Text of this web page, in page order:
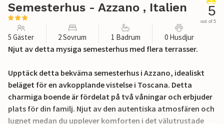
Semesterhus - Azzano , Italien 5
out of 5
5 Gäster 2 Sovrum 1 Badrum 0 Husdjur
Njut av detta mysiga semesterhus med flera terrasser.
Upptäck detta bekväma semesterhus i Azzano, idealiskt
beläget för en avkopplande vistelse i Toscana. Detta
charmiga boende är fördelat på två våningar och erbjuder
plats för din familj. Njut av den autentiska atmosfären och
lugnet medan du upplever komforten i det välutrustade